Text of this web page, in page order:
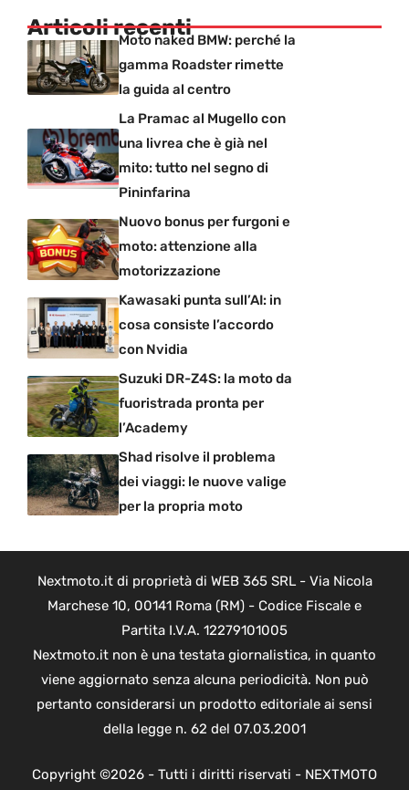
Articoli recentiMoto naked BMW: perché la
gamma Roadster rimette
la guida al centro
La Pramac al Mugello con
una livrea che è già nel
mito: tutto nel segno di
Pininfarina
Nuovo bonus per furgoni e
moto: attenzione alla
motorizzazione
Kawasaki punta sull’AI: in
cosa consiste l’accordo
con Nvidia
Suzuki DR-Z4S: la moto da
fuoristrada pronta per
l’Academy
Shad risolve il problema
dei viaggi: le nuove valige
per la propria moto
Nextmoto.it di proprietà di WEB 365 SRL - Via Nicola
Marchese 10, 00141 Roma (RM) - Codice Fiscale e
Partita I.V.A. 12279101005
Nextmoto.it non è una testata giornalistica, in quanto
viene aggiornato senza alcuna periodicità. Non può
pertanto considerarsi un prodotto editoriale ai sensi
della legge n. 62 del 07.03.2001
Copyright ©2026 - Tutti i diritti riservati - NEXTMOTO